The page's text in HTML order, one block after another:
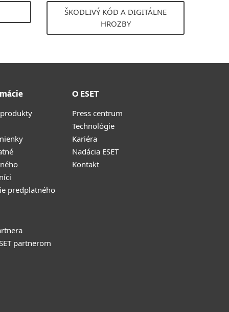
ŠKODLIVÝ KÓD A DIGITÁLNE
HROZBY
predplatného
partnerom
O ESET
Press centrum
Technológie
Kariéra
Nadácia ESET
Kontakt